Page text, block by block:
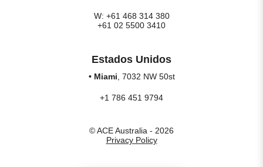
W: +61 468 314 380
+61 02 5500 3410
Estados Unidos
• Miami , 7032 NW 50st
+1 786 451 9794
© ACE Australia - 2026
Privacy Policy